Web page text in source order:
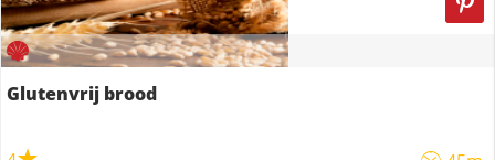
Glutenvrij brood